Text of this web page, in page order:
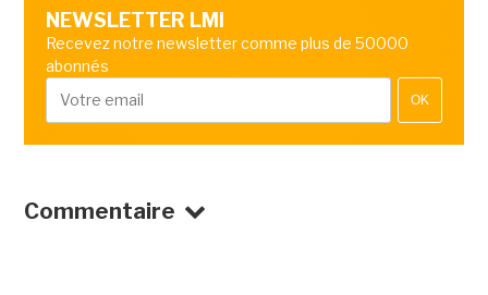
NEWSLETTER LMI
Recevez notre newsletter comme plus de 50000
abonnés
OK
Commentaire